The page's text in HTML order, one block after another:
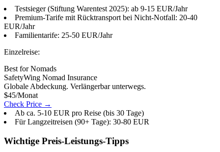
Testsieger (Stiftung Warentest 2025): ab 9-15 EUR/Jahr
Premium-Tarife mit Rücktransport bei Nicht-Notfall: 20-40
EUR/Jahr
Familientarife: 25-50 EUR/Jahr
Einzelreise:
Best for Nomads
SafetyWing Nomad Insurance
Globale Abdeckung. Verlängerbar unterwegs.
$45/Monat
Check Price →
Ab ca. 5-10 EUR pro Reise (bis 30 Tage)
Für Langzeitreisen (90+ Tage): 30-80 EUR
Wichtige Preis-Leistungs-Tipps